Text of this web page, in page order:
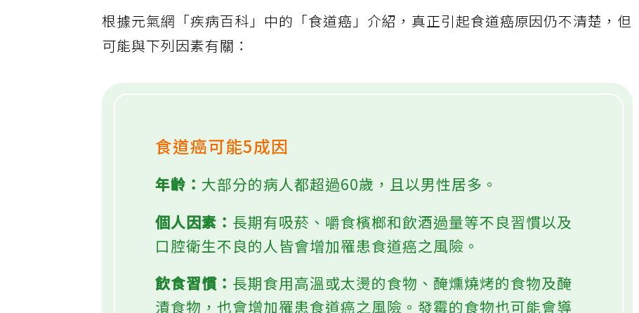
根據元氣網「疾病百科」中的「食道癌」介紹，真正引起食道癌原因仍不清楚，但
可能與下列因素有關：
食道癌可能5成因
年齡：大部分的病人都超過60歲，且以男性居多。
個人因素： 長期有吸菸、嚼食檳榔和飲酒過量等不良習慣以及
口腔衛生不良的人皆會增加罹患食道癌之風險。
飲食習慣： 長期食用高溫或太燙的食物、醃燻燒烤的食物及醃